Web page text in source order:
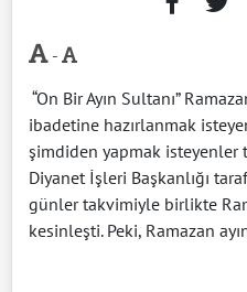
-
“On Bir Ayın Sultanı”
ibadetine hazırlanmak
şimdiden yapmak isteyenler
Diyanet İşleri Başkanlığı
günler takvimiyle birlikte
kesinleşti. Peki, Ramazan